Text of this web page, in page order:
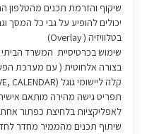
שיקוף והזרמת תכנים מהטלפון
יכולים להופיע על גבי כל המסך
בטלוויזיה ( Overlay)
שימוש בכרטיסיית המשרד
קלה ליישומי גוגל (GMAIL, GOOGLE DRIVE, CALENDAR ועוד)
תפריט גישה מהירה מותאם
לאפליקציות בלחיצת כפתור
שיתוף תכנים מהממיר מחדר